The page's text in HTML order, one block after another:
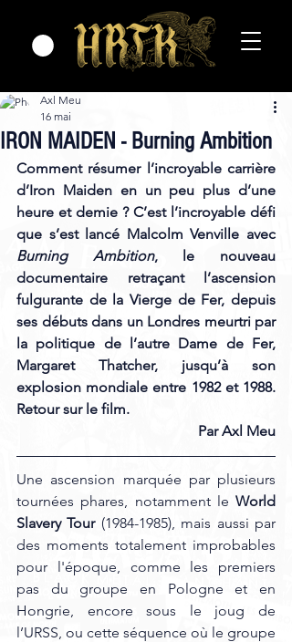
IRON MAIDEN - Burning Ambition
Axl Meu
16 mai
Comment résumer l’incroyable carrière
d’Iron Maiden en un peu plus d’une
heure et demie ? C’est l’incroyable défi
Burning Ambition, le nouveau
documentaire retraçant l’ascension
fulgurante de la Vierge de Fer, depuis
ses débuts dans un Londres meurtri par
la politique de l’autre Dame de Fer,
Margaret Thatcher, jusqu’à son
explosion mondiale entre 1982 et 1988.
Retour sur le film.
Par Axl Meu
Une ascension marquée par plusieurs
tournées phares, notamment le World
Slavery Tour (1984-1985), mais aussi par
des moments totalement improbables
pour l'époque, comme les premiers
pas du groupe en Pologne et en
Hongrie, encore sous le joug de
l’URSS, ou cette séquence où le groupe